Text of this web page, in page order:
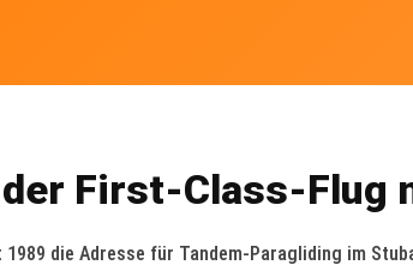
First-Class-Flug
die Adresse für Tandem-Paragliding im